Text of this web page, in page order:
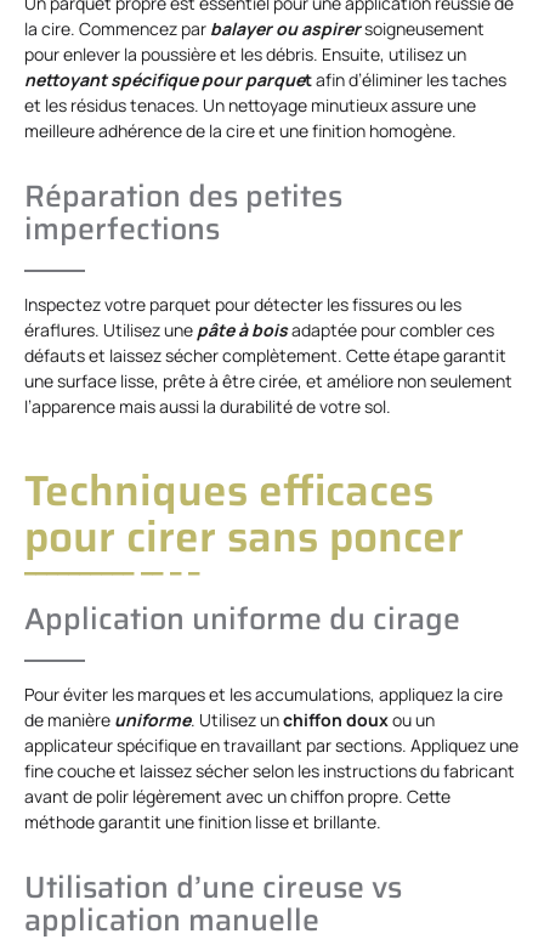
la cire. Commencez par balayer ou aspirersoigneusement
pour enlever la poussière et les débris. Ensuite, utilisez un
nettoyant spécifique pour parquetafin d’éliminer les taches
et les résidus tenaces. Un nettoyage minutieux assure une
meilleure adhérence de la cire et une finition homogène.
Réparation des petites
imperfections
Inspectez votre parquet pour détecter les fissures ou les
éraflures. Utilisez une pâte à boisadaptée pour combler ces
défauts et laissez sécher complètement. Cette étape garantit
une surface lisse, prête à être cirée, et améliore non seulement
l’apparence mais aussi la durabilité de votre sol.
Techniques efficaces
pour cirer sans poncer
Application uniforme du cirage
Pour éviter les marques et les accumulations, appliquez la cire
de manière uniforme. Utilisez unchiffon douxou un
applicateur spécifique en travaillant par sections. Appliquez une
fine couche et laissez sécher selon les instructions du fabricant
avant de polir légèrement avec un chiffon propre. Cette
méthode garantit une finition lisse et brillante.
Utilisation d’une cireuse vs
application manuelle